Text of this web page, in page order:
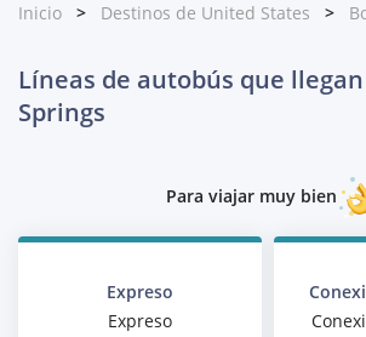
Inicio Destinos de United States
Líneas de autobús que
Springs
Para viajar muy bien
Expreso
Expreso